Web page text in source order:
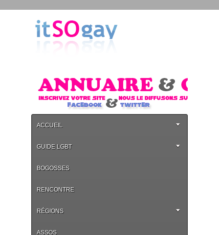
ACCUEIL
GUIDE LGBT
BOGOSSES
RENCONTRE
RÉGIONS
ASSOS